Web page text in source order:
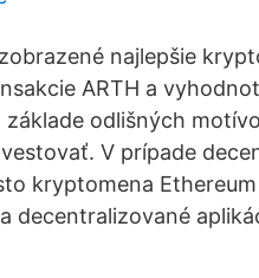
najlepšie
ARTH a
odlišných
V prípade
kryptomena
decentralizované